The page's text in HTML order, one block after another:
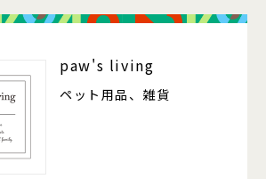
paw's living
ペット用品、雑貨